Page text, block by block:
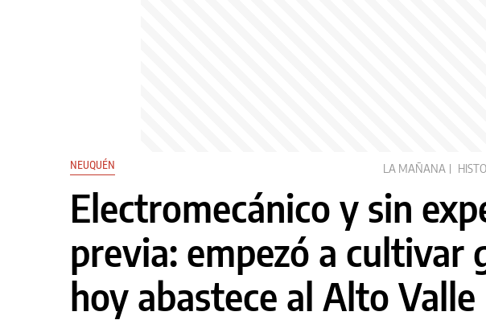
NEUQUÉN LA MAÑANA
Electromecánico y sin
previa: empezó a cultivar
hoy abastece al Alto Valle